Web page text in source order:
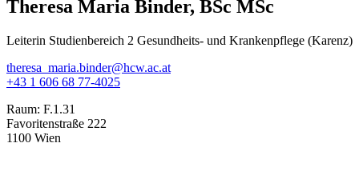
Theresa Maria Binder, BSc MSc
Leiterin Studienbereich 2 Gesundheits- und Krankenpflege (Karenz)
theresa_maria.binder@hcw.ac.at
+43 1 606 68 77-4025
Raum: F.1.31
Favoritenstraße 222
1100 Wien